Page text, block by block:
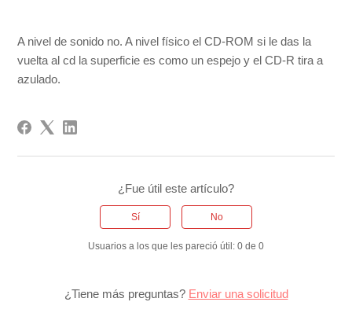
A nivel de sonido no. A nivel físico el CD-ROM si le das la
vuelta al cd la superficie es como un espejo y el CD-R tira a
azulado.
¿Fue útil este artículo?
Sí No
Usuarios a los que les pareció útil: 0 de 0
¿Tiene más preguntas? Enviar una solicitud